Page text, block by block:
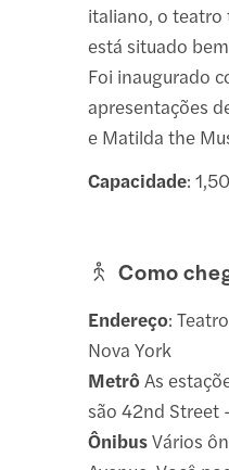
italiano, o teatro
está situado
Foi inaugurado
apresentações
e Matilda the
Capacidade:
Como
Endereço:
Nova York
MetrôAs
são 42nd Street
ÔnibusVários